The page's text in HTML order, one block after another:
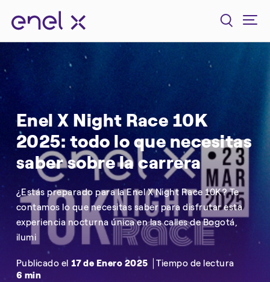
Enel X Night Race 10K
2025: todo lo que necesitas
saber sobre la carrera
¿Estás preparado para la Enel X Night Race 10K? Te
contamos lo que necesitas saber para disfrutar esta
experiencia nocturna única en las calles de Bogotá,
ilumi
Publicado el 17 de Enero 2025
Tiempo de lectura
6 min